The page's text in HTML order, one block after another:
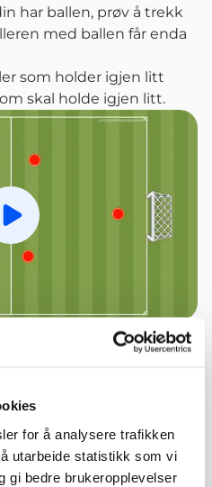
for å analysere trafikken
utarbeide statistikk som vi
gi bedre brukeropplevelser
har ballen, prøv å trekk
med ballen får enda
som holder igjen litt
skal holde igjen litt.
Spill av
er å beskytte målet,
spilleren ikke står i mål
seg litt høyere i